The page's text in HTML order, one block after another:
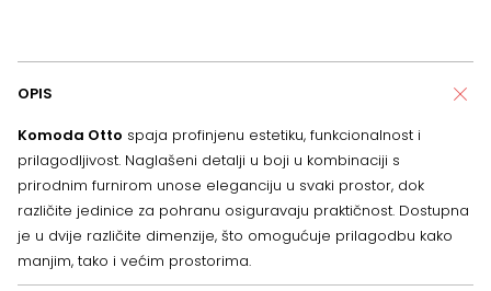
OPIS
Komoda Otto spaja profinjenu estetiku, funkcionalnost i
prilagodljivost. Naglašeni detalji u boji u kombinaciji s
prirodnim furnirom unose eleganciju u svaki prostor, dok
različite jedinice za pohranu osiguravaju praktičnost. Dostupna
je u dvije različite dimenzije, što omogućuje prilagodbu kako
manjim, tako i većim prostorima.